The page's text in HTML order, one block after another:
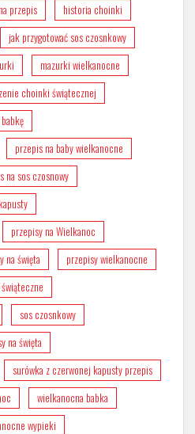
przepis
historia choinki
jak przygotować sos czosnkowy
mazurki wielkanocne
choinki świątecznej
przepis na baby wielkanocne
na sos czosnowy
przepisy na Wielkanoc
na święta
przepisy wielkanocne
sos czosnkowy
na święta
surówka z czerwonej kapusty przepis
wielkanocna babka
wypieki